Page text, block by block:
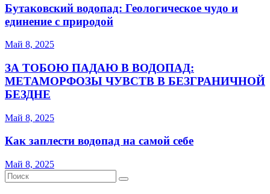
Бутаковский водопад: Геологическое чудо и
единение с природой
Май 8, 2025
ЗА ТОБОЮ ПАДАЮ В ВОДОПАД:
МЕТАМОРФОЗЫ ЧУВСТВ В БЕЗГРАНИЧНОЙ
БЕЗДНЕ
Май 8, 2025
Как заплести водопад на самой себе
Май 8, 2025